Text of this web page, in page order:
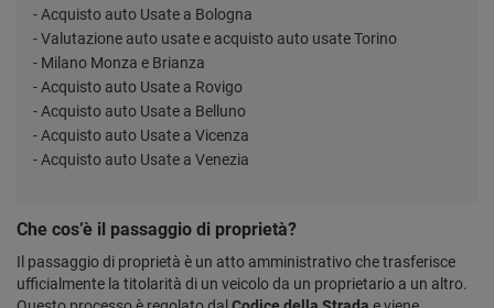
- Acquisto auto Usate a Bologna
- Valutazione auto usate e acquisto auto usate Torino
- Milano Monza e Brianza
- Acquisto auto Usate a Rovigo
- Acquisto auto Usate a Belluno
- Acquisto auto Usate a Vicenza
- Acquisto auto Usate a Venezia
Che cos’è il passaggio di proprietà?
Il passaggio di proprietà è un atto amministrativo che trasferisce
ufficialmente la titolarità di un veicolo da un proprietario a un altro.